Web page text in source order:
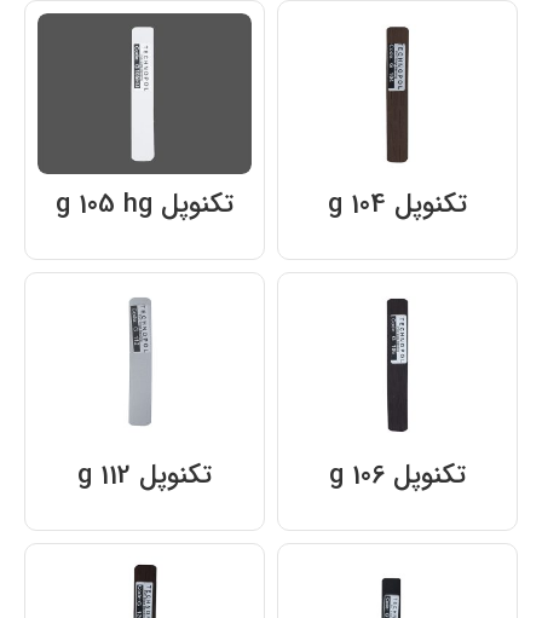
تکنوپل g 104 تکنوپل g 105 hg
تکنوپل g 106 تکنوپل g 112